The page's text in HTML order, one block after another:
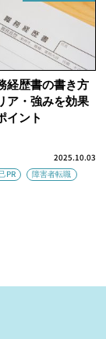
経歴書の書き方
ア・強みを効果
イント
2025.10.03
PR 障害者転職